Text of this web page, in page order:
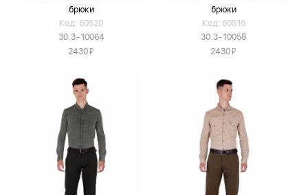
брюки
Код: 60520
30.3-10064
2430Я
брюки
Код: 60516
30.3-10058
2430Я